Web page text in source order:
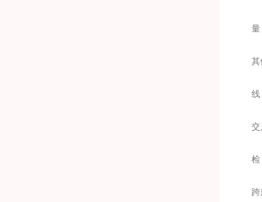
量
其他
线
交叉
检
跨度